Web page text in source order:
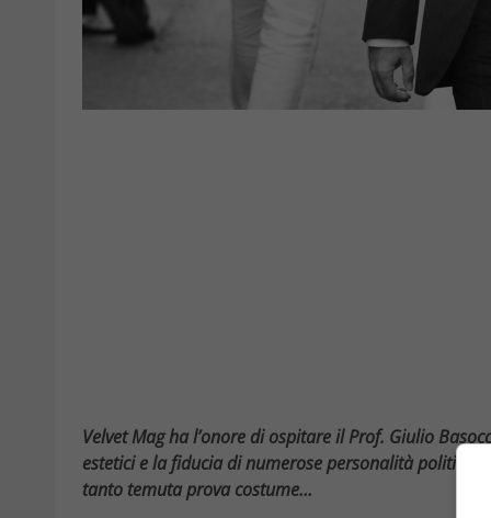
Velvet Mag ha l’onore di ospitare il Prof. Giulio
estetici e la fiducia di numerose personalità politiche
tanto temuta prova costume…